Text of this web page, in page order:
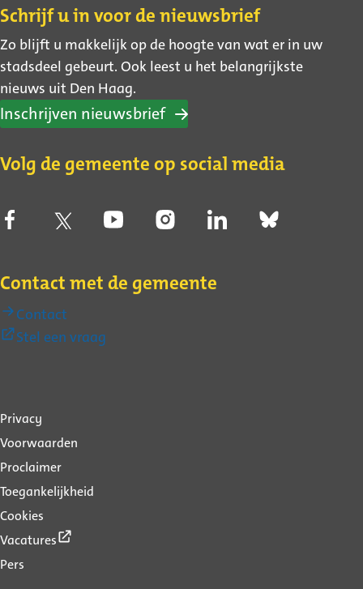
Contact
Schrijf u in voor de nieuwsbrief
Zo blijft u makkelijk op de hoogte van wat er in uw
stadsdeel gebeurt. Ook leest u het belangrijkste
nieuws uit Den Haag.
Inschrijven nieuwsbrief
Volg de gemeente op social media
Contact met de gemeente
Contact
Stel een vraag
Over
deze
website
Privacy
Voorwaarden
Proclaimer
Toegankelijkheid
Cookies
Vacatures
Pers